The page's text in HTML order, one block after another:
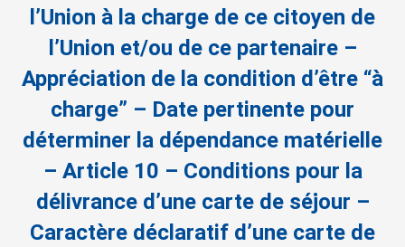
l’Union à la charge de ce citoyen de
l’Union et/ou de ce partenaire –
Appréciation de la condition d’être “à
charge” – Date pertinente pour
déterminer la dépendance matérielle
– Article 10 – Conditions pour la
délivrance d’une carte de séjour –
Caractère déclaratif d’une carte de